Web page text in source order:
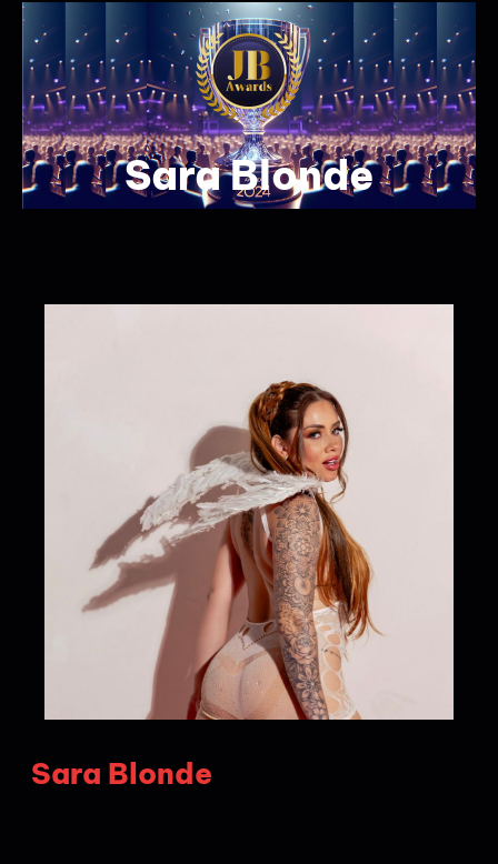
Sara Blonde
Sara Blonde